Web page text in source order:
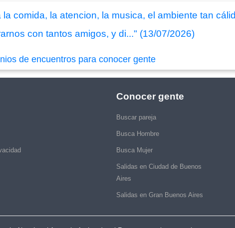
comida, la atencion, la musica, el ambiente tan
con tantos amigos, y di..." (13/07/2026)
de encuentros para conocer gente
Conocer gente
Buscar pareja
Busca Hombre
Busca Mujer
Salidas en Ciudad de Buenos
Aires
Salidas en Gran Buenos Aires